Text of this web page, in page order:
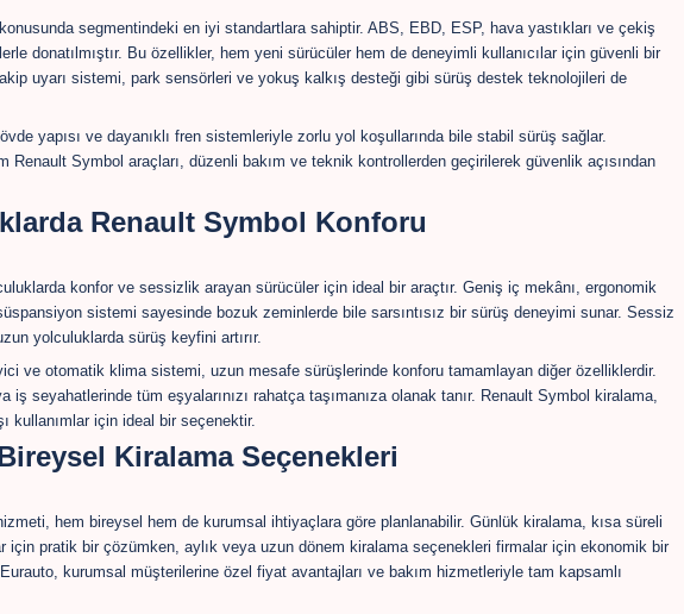
segmentindeki en iyi standartlara sahiptir. ABS, EBD, ESP, hava yastıkları ve çekiş
donatılmıştır. Bu özellikler, hem yeni sürücüler hem de deneyimli kullanıcılar için güvenli bir
uyarı sistemi, park sensörleri ve yokuş kalkış desteği gibi sürüş destek teknolojileri de
yapısı ve dayanıklı fren sistemleriyle zorlu yol koşullarında bile stabil sürüş sağlar.
Renault Symbol araçları, düzenli bakım ve teknik kontrollerden geçirilerek güvenlik açısından
Renault Symbol Konforu
konfor ve sessizlik arayan sürücüler için ideal bir araçtır. Geniş iç mekânı, ergonomik
sistemi sayesinde bozuk zeminlerde bile sarsıntısız bir sürüş deneyimi sunar. Sessiz
yolculuklarda sürüş keyfini artırır.
ve otomatik klima sistemi, uzun mesafe sürüşlerinde konforu tamamlayan diğer özelliklerdir.
iş seyahatlerinde tüm eşyalarınızı rahatça taşımanıza olanak tanır. Renault Symbol kiralama,
kullanımlar için ideal bir seçenektir.
Kiralama Seçenekleri
hem bireysel hem de kurumsal ihtiyaçlara göre planlanabilir. Günlük kiralama, kısa süreli
için pratik bir çözümken, aylık veya uzun dönem kiralama seçenekleri firmalar için ekonomik bir
kurumsal müşterilerine özel fiyat avantajları ve bakım hizmetleriyle tam kapsamlı